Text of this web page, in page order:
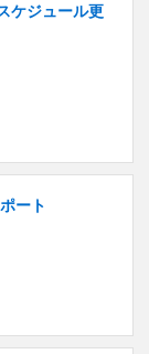
ケジュール更
ート